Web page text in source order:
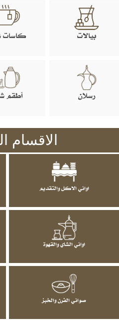
بيالات كاسات
رسلان أطقم
الاقسام
اواني الاكل والتقديم
اواني الشاي والقهوة
صواني الفرن والخبز